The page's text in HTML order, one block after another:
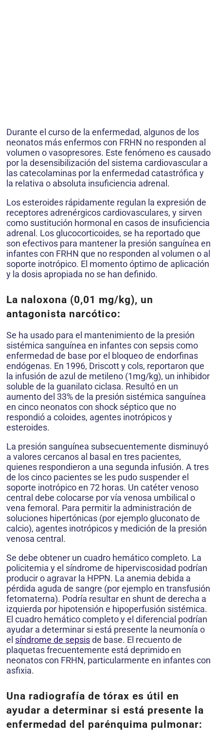
Durante el curso de la enfermedad, algunos de los
neonatos más enfermos con FRHN no responden al
volumen o vasopresores. Este fenómeno es causado
por la desensibilización del sistema cardiovascular a
las catecolaminas por la enfermedad catastrófica y
la relativa o absoluta insuficiencia adrenal.
Los esteroides rápidamente regulan la expresión de
receptores adrenérgicos cardiovasculares, y sirven
como sustitución hormonal en casos de insuficiencia
adrenal. Los glucocorticoides, se ha reportado que
son efectivos para mantener la presión sanguínea en
infantes con FRHN que no responden al volumen o al
soporte inotrópico. El momento óptimo de aplicación
y la dosis apropiada no se han definido.
La naloxona (0,01 mg/kg), un
antagonista narcótico:
Se ha usado para el mantenimiento de la presión
sistémica sanguínea en infantes con sepsis como
enfermedad de base por el bloqueo de endorfinas
endógenas. En 1996, Driscott y cols, reportaron que
la infusión de azul de metileno (1mg/kg), un inhibidor
soluble de la guanilato ciclasa. Resultó en un
aumento del 33% de la presión sistémica sanguínea
en cinco neonatos con shock séptico que no
respondió a coloides, agentes inotrópicos y
esteroides.
La presión sanguínea subsecuentemente disminuyó
a valores cercanos al basal en tres pacientes,
quienes respondieron a una segunda infusión. A tres
de los cinco pacientes se les pudo suspender el
soporte inotrópico en 72 horas. Un catéter venoso
central debe colocarse por vía venosa umbilical o
vena femoral. Para permitir la administración de
soluciones hipertónicas (por ejemplo gluconato de
calcio), agentes inotrópicos y medición de la presión
venosa central.
Se debe obtener un cuadro hemático completo. La
policitemia y el síndrome de hiperviscosidad podrían
producir o agravar la HPPN. La anemia debida a
pérdida aguda de sangre (por ejemplo en transfusión
fetomaterna). Podría resultar en shunt de derecha a
izquierda por hipotensión e hipoperfusión sistémica.
El cuadro hemático completo y el diferencial podrían
ayudar a determinar si está presente la neumonía o
el síndrome de sepsisde base. El recuento de
plaquetas frecuentemente está deprimido en
neonatos con FRHN, particularmente en infantes con
asfixia.
Una radiografía de tórax es útil en
ayudar a determinar si está presente la
enfermedad del parénquima pulmonar: